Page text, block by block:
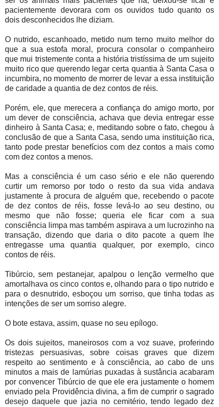
pacientemente devorara com os ouvidos tudo quanto os
dois desconhecidos lhe diziam.
O nutrido, escanhoado, metido num terno muito melhor do
que a sua estofa moral, procura consolar o companheiro
que mui tristemente conta a história tristíssima de um sujeito
muito rico que querendo legar certa quantia à Santa Casa o
incumbira, no momento de morrer de levar a essa instituição
de caridade a quantia de dez contos de réis.
Porém, ele, que merecera a confiança do amigo morto, por
um dever de consciência, achava que devia entregar esse
dinheiro à Santa Casa; e, meditando sobre o fato, chegou à
conclusão de que a Santa Casa, sendo uma instituição rica,
tanto pode prestar benefícios com dez contos a mais como
com dez contos a menos.
Mas a consciência é um caso sério e ele não querendo
curtir um remorso por todo o resto da sua vida andava
justamente à procura de alguém que, recebendo o pacote
de dez contos de réis, fosse levá-lo ao seu destino, ou
mesmo que não fosse; queria ele ficar com a sua
consciência limpa mas também aspirava a um lucrozinho na
transação, dizendo que daria o dito pacote a quem lhe
entregasse uma quantia qualquer, por exemplo, cinco
contos de réis.
Tibúrcio, sem pestanejar, apalpou o lenção vermelho que
amortalhava os cinco contos e, olhando para o tipo nutrido e
para o desnutrido, esboçou um sorriso, que tinha todas as
intenções de ser um sorriso alegre.
O bote estava, assim, quase no seu epílogo.
Os dois sujeitos, maneirosos com a voz suave, proferindo
tristezas persuasivas, sobre coisas graves que dizem
respeito ao sentimento e à consciência, ao cabo de uns
minutos a mais de lamúrias puxadas à sustância acabaram
por convencer Tibúrcio de que ele era justamente o homem
enviado pela Providência divina, a fim de cumprir o sagrado
desejo daquele que jazia no cemitério, tendo legado dez